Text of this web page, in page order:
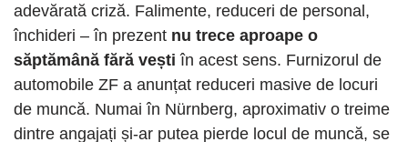
adevărată criză. Falimente, reduceri de personal,
închideri – în prezent nu trece aproape o
săptămână fără vești în acest sens. Furnizorul de
automobile ZF a anunțat reduceri masive de locuri
de muncă. Numai în Nürnberg, aproximativ o treime
dintre angajați și-ar putea pierde locul de muncă, se